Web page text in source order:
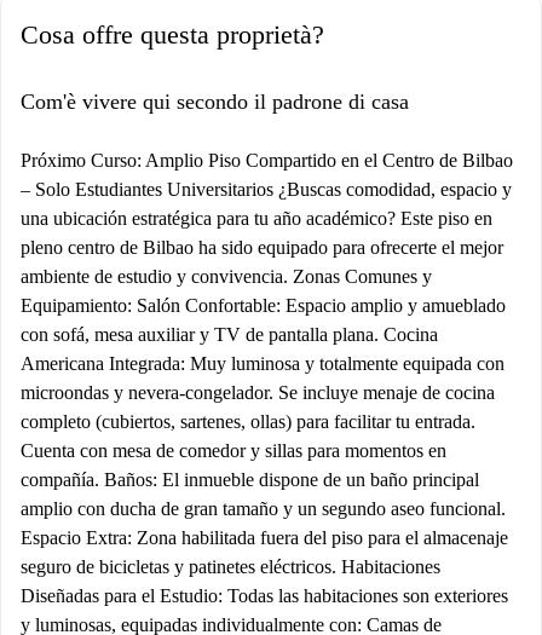
Cosa offre questa proprietà?
Com'è vivere qui secondo il padrone di casa
Próximo Curso: Amplio Piso Compartido en el Centro de Bilbao
– Solo Estudiantes Universitarios ¿Buscas comodidad, espacio y
una ubicación estratégica para tu año académico? Este piso en
pleno centro de Bilbao ha sido equipado para ofrecerte el mejor
ambiente de estudio y convivencia. Zonas Comunes y
Equipamiento: Salón Confortable: Espacio amplio y amueblado
con sofá, mesa auxiliar y TV de pantalla plana. Cocina
Americana Integrada: Muy luminosa y totalmente equipada con
microondas y nevera-congelador. Se incluye menaje de cocina
completo (cubiertos, sartenes, ollas) para facilitar tu entrada.
Cuenta con mesa de comedor y sillas para momentos en
compañía. Baños: El inmueble dispone de un baño principal
amplio con ducha de gran tamaño y un segundo aseo funcional.
Espacio Extra: Zona habilitada fuera del piso para el almacenaje
seguro de bicicletas y patinetes eléctricos. Habitaciones
Diseñadas para el Estudio: Todas las habitaciones son exteriores
y luminosas, equipadas individualmente con: Camas de